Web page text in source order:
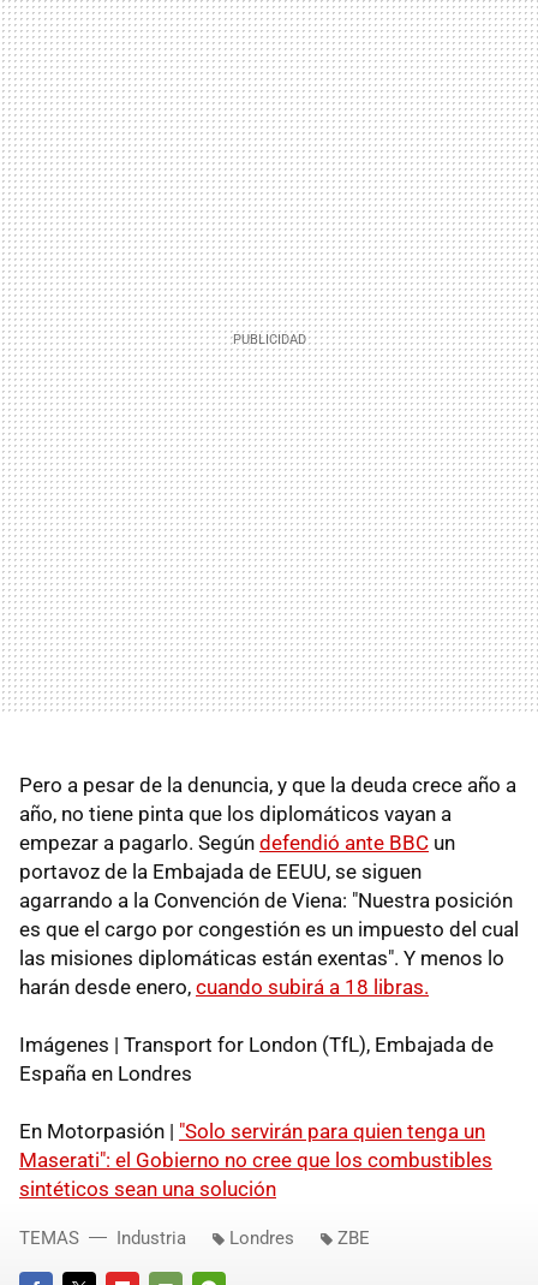
Pero a pesar de la denuncia, y que la deuda crece año a
año, no tiene pinta que los diplomáticos vayan a
empezar a pagarlo. Según defendió ante BBC un
portavoz de la Embajada de EEUU, se siguen
agarrando a la Convención de Viena: "Nuestra posición
es que el cargo por congestión es un impuesto del cual
las misiones diplomáticas están exentas". Y menos lo
harán desde enero, cuando subirá a 18 libras.
Imágenes | Transport for London (TfL), Embajada de
España en Londres
En Motorpasión | "Solo servirán para quien tenga un
Maserati": el Gobierno no cree que los combustibles
sintéticos sean una solución
TEMAS Industria Londres ZBE